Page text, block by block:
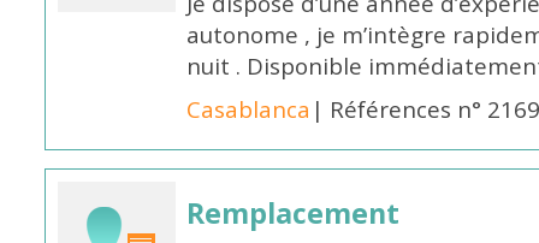
autonome , je m’intègre
nuit . Disponible
Casablanca | Références n°
Remplacement